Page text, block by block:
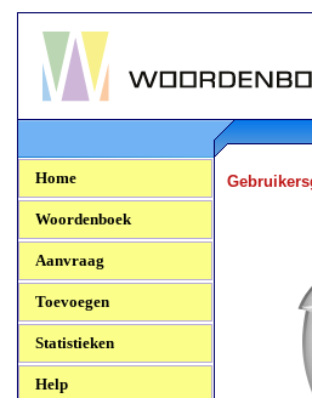
Woordenboek.NU
Home
Woordenboek
Aanvraag
Toevoegen
Statistieken
Help